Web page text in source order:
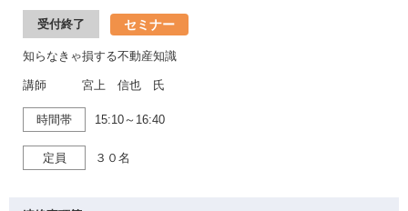
受付終了 セミナー
知らなきゃ損する不動産知識
講師 宮上 信也 氏
時間帯 15:10～16:40
定員 ３０名